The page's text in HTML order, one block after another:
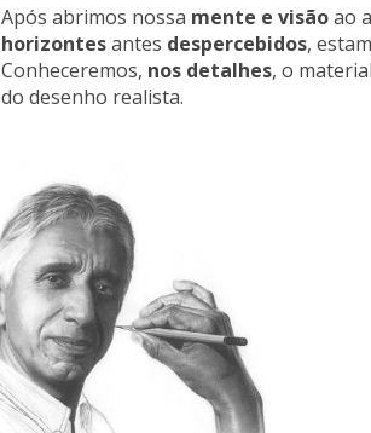
Após abrimos nossa mente e visãoao
horizontesantes despercebidos,
Conheceremos, nos detalhes, o
do desenho realista.